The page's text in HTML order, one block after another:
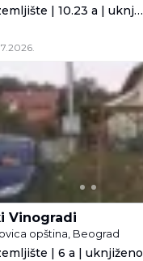
građevinsko zemljište | 10.23 a | uknjiženo
Vinogradi
opština, Beograd
| 6 a | uknjiženo